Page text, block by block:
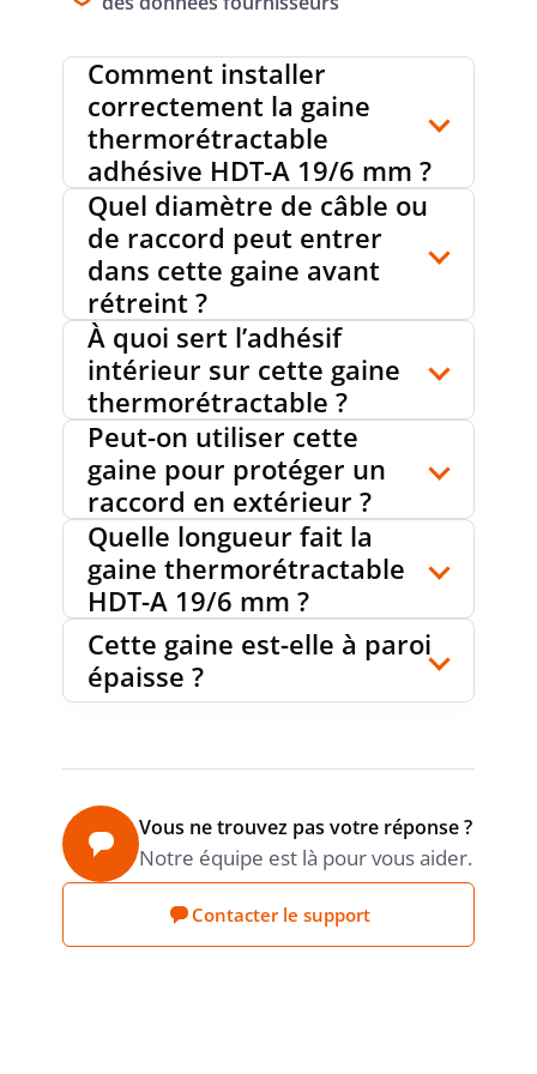
Comment installer
correctement la gaine
thermorétractable
adhésive HDT-A 19/6 mm ?
Quel diamètre de câble ou
de raccord peut entrer
dans cette gaine avant
rétreint ?
À quoi sert l’adhésif
intérieur sur cette gaine
thermorétractable ?
Peut-on utiliser cette
gaine pour protéger un
raccord en extérieur ?
Quelle longueur fait la
gaine thermorétractable
HDT-A 19/6 mm ?
Cette gaine est-elle à paroi
épaisse ?
Vous ne trouvez pas votre réponse ?
Notre équipe est là pour vous aider.
Contacter le support